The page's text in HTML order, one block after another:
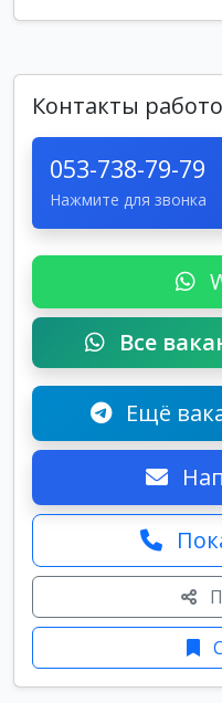
Контакты
053-738-79-79
Нажмите для звонка
Все
Ещё